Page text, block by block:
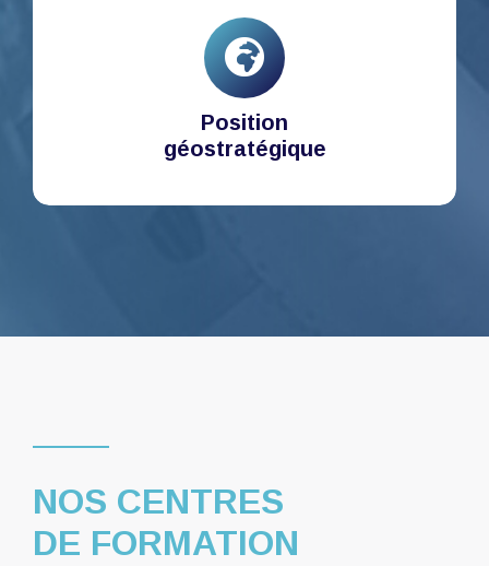
Position
géostratégique
NOS CENTRES
DE FORMATION